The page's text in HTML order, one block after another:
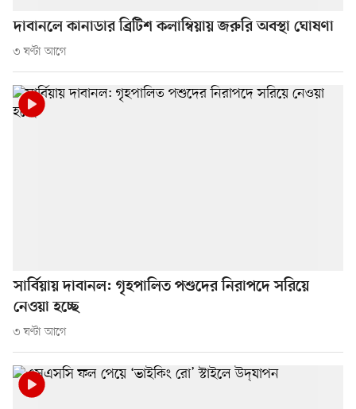
দাবানলে কানাডার ব্রিটিশ কলাম্বিয়ায় জরুরি অবস্থা ঘোষণা
৩ ঘণ্টা আগে
সার্বিয়ায় দাবানল: গৃহপালিত পশুদের নিরাপদে সরিয়ে
নেওয়া হচ্ছে
৩ ঘণ্টা আগে